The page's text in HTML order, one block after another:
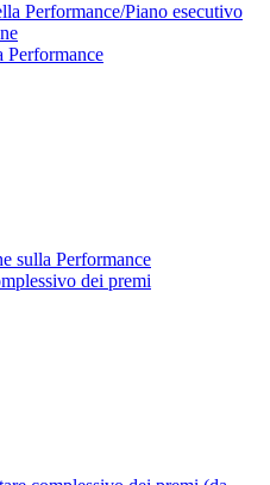
Performance/Piano esecutivo
Performance
sulla Performance
dei premi